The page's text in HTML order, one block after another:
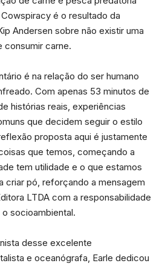
é o resultado da
Andersen sobre não existir uma
consumir carne.
é na relação do ser humano
Com apenas 53 minutos de
histórias reais, experiências
que decidem seguir o estilo
proposta aqui é justamente
que temos, começando a
tem utilidade e o que estamos
criar pó, reforçando a mensagem
LTDA com a responsabilidade
socioambiental.
desse excelente
e oceanógrafa, Earle dedicou